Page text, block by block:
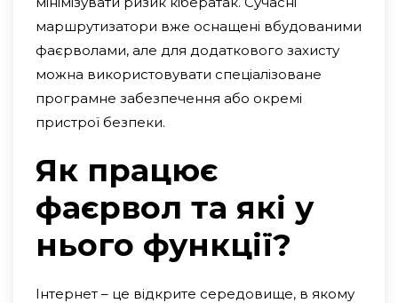
маршрутизатори вже оснащені вбудованими
фаєрволами, але для додаткового захисту
можна використовувати спеціалізоване
програмне забезпечення або окремі
пристрої безпеки.
Як працює
фаєрвол та які у
нього функції?
Інтернет – це відкрите середовище, в якому